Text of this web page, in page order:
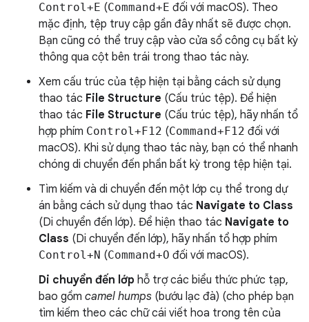
Control+E (Command+E đối với macOS). Theo
mặc định, tệp truy cập gần đây nhất sẽ được chọn.
Bạn cũng có thể truy cập vào cửa sổ công cụ bất kỳ
thông qua cột bên trái trong thao tác này.
Xem cấu trúc của tệp hiện tại bằng cách sử dụng
thao tác File Structure (Cấu trúc tệp). Để hiện
thao tác File Structure (Cấu trúc tệp), hãy nhấn tổ
hợp phím Control+F12 (Command+F12 đối với
macOS). Khi sử dụng thao tác này, bạn có thể nhanh
chóng di chuyển đến phần bất kỳ trong tệp hiện tại.
Tìm kiếm và di chuyển đến một lớp cụ thể trong dự
án bằng cách sử dụng thao tác Navigate to Class
(Di chuyển đến lớp). Để hiện thao tác Navigate to
Class (Di chuyển đến lớp), hãy nhấn tổ hợp phím
Control+N (Command+O đối với macOS).
Di chuyển đến lớp hỗ trợ các biểu thức phức tạp,
bao gồm camel humps (bướu lạc đà) (cho phép bạn
tìm kiếm theo các chữ cái viết hoa trong tên của